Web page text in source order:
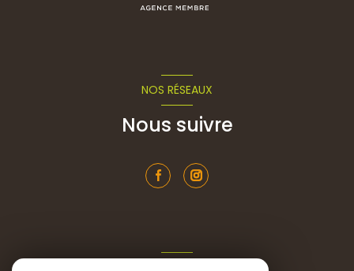
NOS RÉSEAUX
Nous suivre